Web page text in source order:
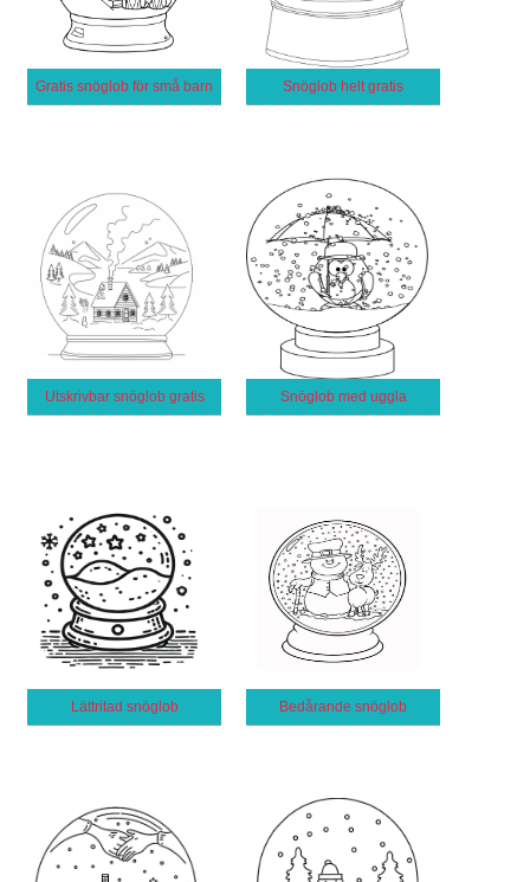
Gratis snöglob för små barn Snöglob helt gratis
Utskrivbar snöglob gratis Snöglob med uggla
Lättritad snöglob Bedårande snöglob